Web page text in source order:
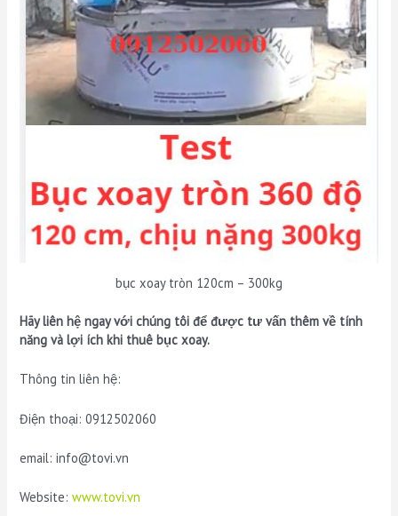
bục xoay tròn 120cm – 300kg
Hãy liên hệ ngay với chúng tôi để được tư vấn thêm về tính
năng và lợi ích khi thuê bục xoay.
Thông tin liên hệ:
Điện thoại: 0912502060
email: info@tovi.vn
Website: www.tovi.vn